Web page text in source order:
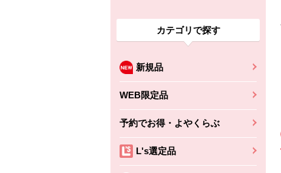
カテゴリで探す
新規品
WEB限定品
予約でお得・よやくらぶ
L's選定品